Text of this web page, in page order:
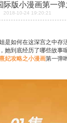
际版小漫画第一
2018-10-24 19:20:21
是如何在这深宫之中存
她到底经历了哪些故事
妃攻略之小漫画第一弹